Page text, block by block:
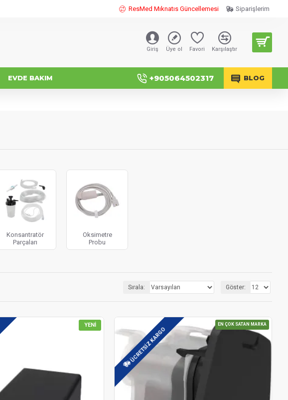
ResMed Mıknatıs Güncellemesi Siparişlerim
Giriş Üye ol Favori Karşılaştır
EVDE BAKIM +905064502317 BLOG
Konsantratör
Parçaları
Oksimetre
Probu
Sırala: Göster:
YENI EN ÇOK SATAN MARKA
ÜCRETSIZ KARGO